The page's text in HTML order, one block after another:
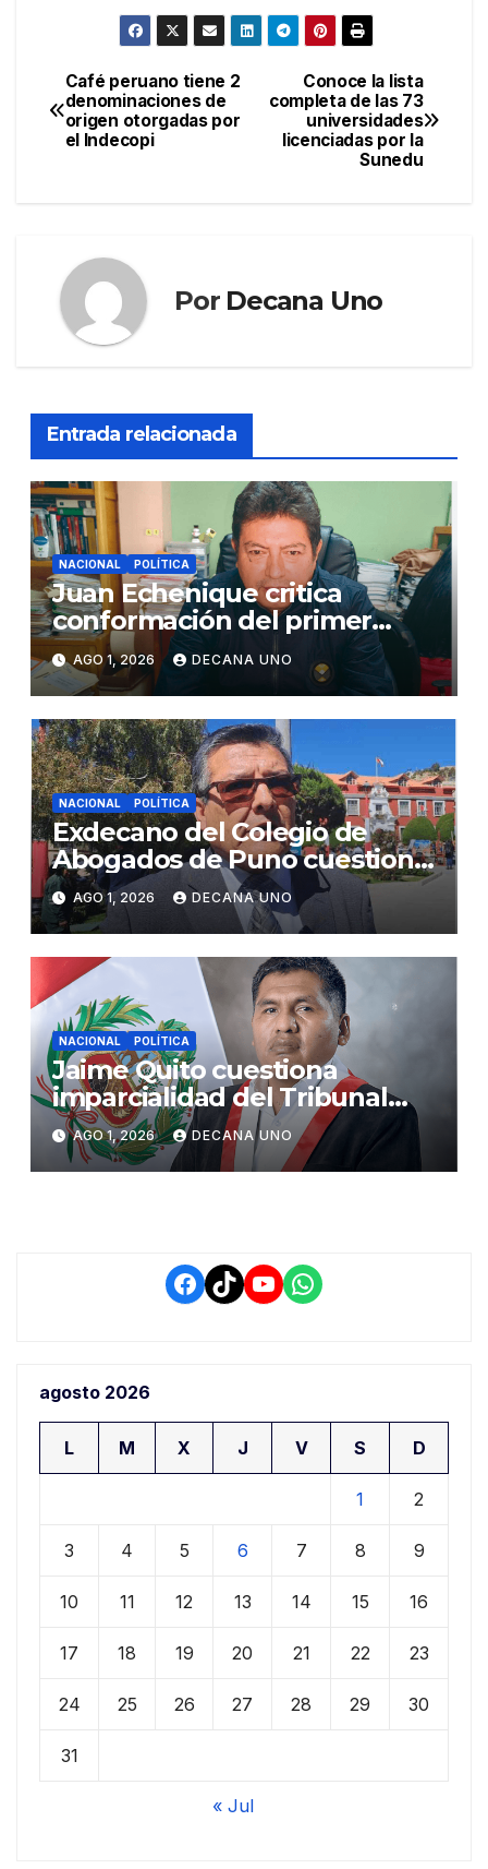
Navegación
de
Conoce la lista
completa de las 73
universidades
licenciadas por la
Sunedu
Café peruano tiene 2
denominaciones de
origen otorgadas por
el Indecopi
Por Decana Uno
Entrada relacionada
NACIONAL POLÍTICA
Juan Echenique critica
conformación del primer
gabinete ministerial de Keiko
Fujimori
AGO 1, 2026 DECANA UNO
NACIONAL POLÍTICA
Exdecano del Colegio de
Abogados de Puno cuestiona
propuestas sobre seguridad
ciudadana
AGO 1, 2026 DECANA UNO
NACIONAL POLÍTICA
Jaime Quito cuestiona
imparcialidad del Tribunal
Constitucional tras liberación
de Ollanta Humala
AGO 1, 2026 DECANA UNO
Facebook
TikTokYouTube
WhatsApp
agosto 2026
L M X J V S D
1 2
3 4 5 6 7 8 9
10 11 12 13 14 15 16
17 18 19 20 21 22 23
24 25 26 27 28 29 30
31
« Jul